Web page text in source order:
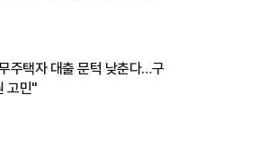
주택자 대출 문턱 낮춘다…구
고민"